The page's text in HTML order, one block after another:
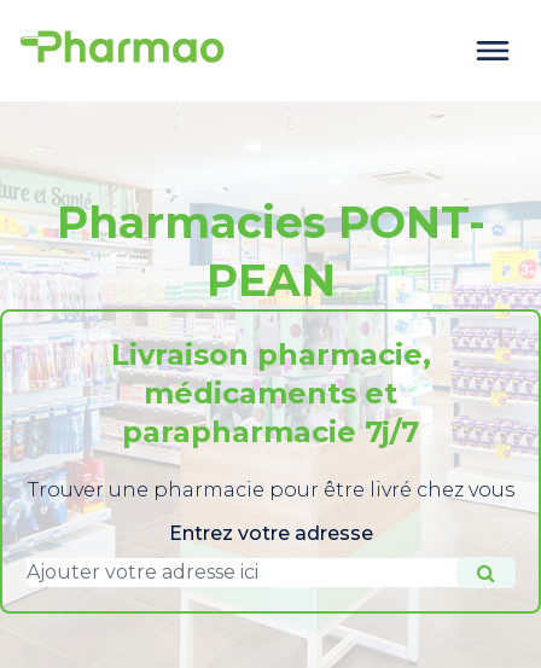
Pharmacies PONT-
PEAN
Livraison pharmacie,
médicaments et
parapharmacie 7j/7
Trouver une pharmacie pour être livré chez vous
Entrez votre adresse